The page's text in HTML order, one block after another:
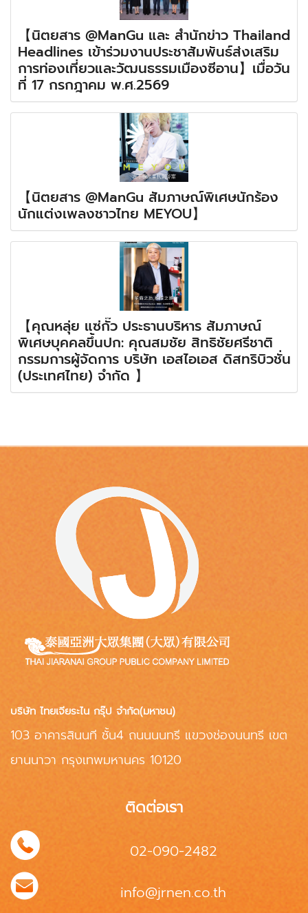
【นิตยสาร @ManGu และ สำนักข่าว Thailand
Headlines เข้าร่วมงานประชาสัมพันธ์ส่งเสริม
การท่องเที่ยวและวัฒนธรรมเมืองซีอาน】เมื่อวัน
ที่ 17 กรกฎาคม พ.ศ.2569
【นิตยสาร @ManGu สัมภาษณ์พิเศษนักร้อง
นักแต่งเพลงชาวไทย MEYOU】
【คุณหลุ่ย แซ่กั๊ว ประธานบริหาร สัมภาษณ์
พิเศษบุคคลขึ้นปก: คุณสมชัย สิทธิชัยศรีชาติ
กรรมการผู้จัดการ บริษัท เอสไอเอส ดิสทริบิวชั่น
(ประเทศไทย) จำกัด 】
บริษัท ไทยเจียระไน กรุ๊ป จำกัด(มหาชน)
103 อาคารสินนที ชั้น4 ถนนนนทรี แขวงช่องนนทรี เขต
ยานนาวา กรุงเทพมหานคร 10120
ติดต่อเรา
02-090-2482
info@jrnen.co.th